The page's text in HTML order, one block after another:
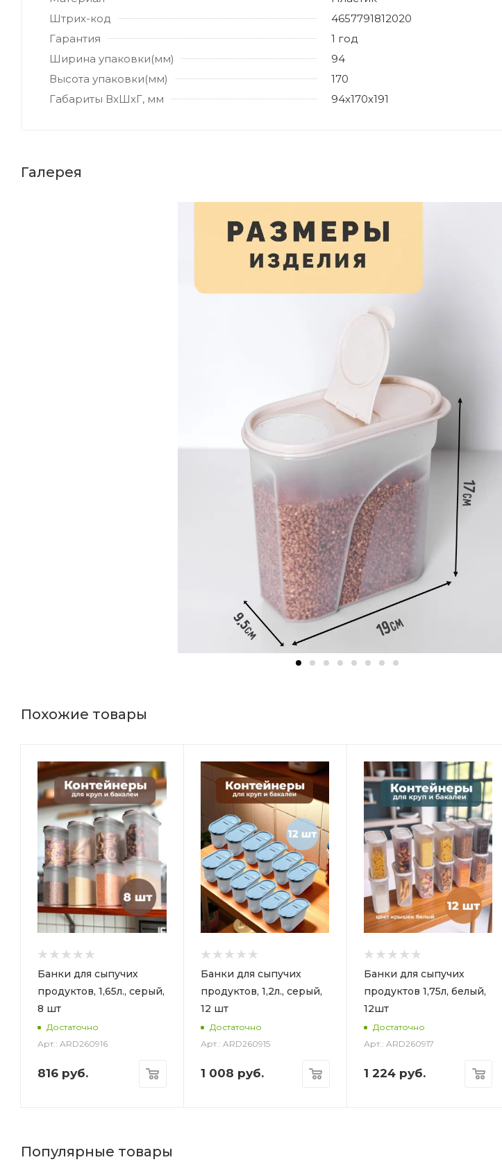
Штрих-код
4657791812020
Гарантия
1 год
Ширина упаковки(мм)
94
Высота упаковки(мм)
170
Габариты ВхШхГ, мм
94х170х191
Галерея
Похожие товары
Банки для сыпучих
продуктов, 1,65л., серый,
8 шт
Достаточно
Арт.: ARD260916
816 руб.
Банки для сыпучих
продуктов, 1,2л., серый,
12 шт
Достаточно
Арт.: ARD260915
1 008 руб.
Банки для сыпучих
продуктов 1,75л, белый,
12шт
Достаточно
Арт.: ARD260917
1 224руб.
Популярные товары